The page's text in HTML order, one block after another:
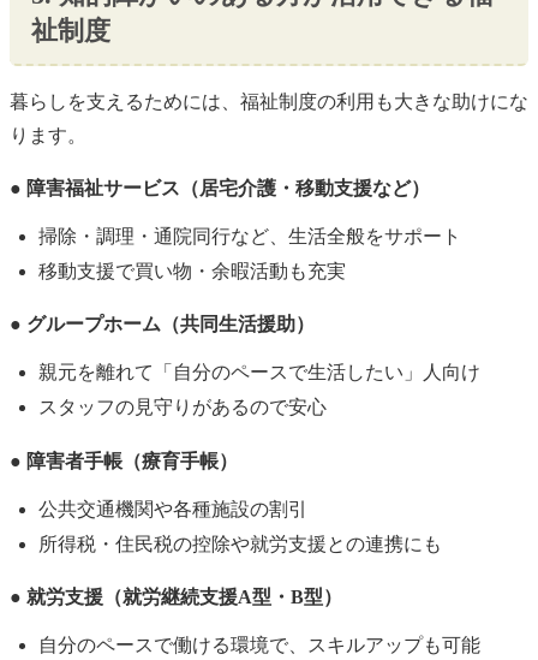
祉制度
暮らしを支えるためには、福祉制度の利用も大きな助けにな
ります。
● 障害福祉サービス（居宅介護・移動支援など）
掃除・調理・通院同行など、生活全般をサポート
移動支援で買い物・余暇活動も充実
● グループホーム（共同生活援助）
親元を離れて「自分のペースで生活したい」人向け
スタッフの見守りがあるので安心
● 障害者手帳（療育手帳）
公共交通機関や各種施設の割引
所得税・住民税の控除や就労支援との連携にも
● 就労支援（就労継続支援A型・B型）
自分のペースで働ける環境で、スキルアップも可能